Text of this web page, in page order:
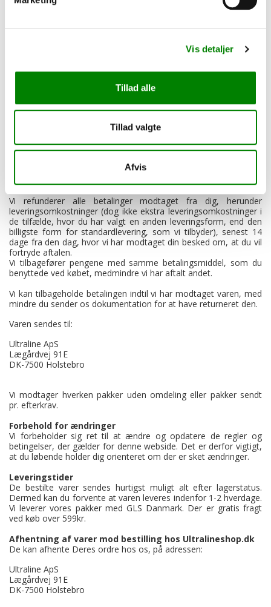
Vis detaljer
Tillad alle
Tillad valgte
Afvis
skyldes anden håndtering, end hvad der er nødvendigt for at
Du kan med andre ord prøve varen på samme måde, som hvis
af købet kun får en del eller intet af købsbeløbet retur, afhængig
Hvis den originale emballage mangler, kan det muligvis medføre
Hvis du fortryder dit køb, får du dine penge tilbage. Hvis varen er
værdiforringet, fratrækker vi det beløb, du hæfter for.
Vi refunderer alle betalinger modtaget fra dig, herunder
leveringsomkostninger (dog ikke ekstra leveringsomkostninger i
de tilfælde, hvor du har valgt en anden leveringsform, end den
billigste form for standardlevering, som vi tilbyder), senest 14
dage fra den dag, hvor vi har modtaget din besked om, at du vil
fortryde aftalen.
Vi tilbagefører pengene med samme betalingsmiddel, som du
benyttede ved købet, medmindre vi har aftalt andet.
Vi kan tilbageholde betalingen indtil vi har modtaget varen, med
mindre du sender os dokumentation for at have returneret den.
Varen sendes til:
Ultraline ApS
Lægårdvej 91E
DK-7500 Holstebro
Vi modtager hverken pakker uden omdeling eller pakker sendt
pr. efterkrav.
Forbehold for ændringer
Vi forbeholder sig ret til at ændre og opdatere de regler og
betingelser, der gælder for denne webside. Det er derfor vigtigt,
at du løbende holder dig orienteret om der er sket ændringer.
Leveringstider
De bestilte varer sendes hurtigst muligt alt efter lagerstatus.
Dermed kan du forvente at varen leveres indenfor 1-2 hverdage.
Vi leverer vores pakker med GLS Danmark. Der er gratis fragt
ved køb over 599kr.
Afhentning af varer mod bestilling hos Ultralineshop.dk
De kan afhente Deres ordre hos os, på adressen:
Ultraline ApS
Lægårdvej 91E
DK-7500 Holstebro